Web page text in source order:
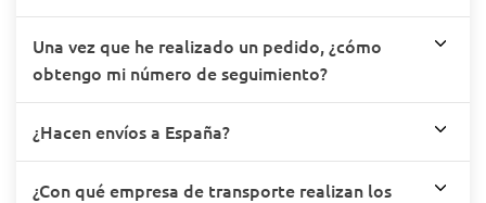
Una vez que he realizado un pedido, ¿cómo
obtengo mi número de seguimiento?
¿Hacen envíos a España?
¿Con qué empresa de transporte realizan los